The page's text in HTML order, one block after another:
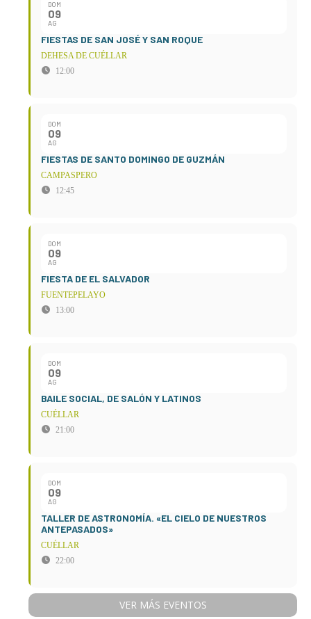
DOM
09
AG
FIESTAS DE SAN JOSÉ Y SAN ROQUE
DEHESA DE CUÉLLAR
12:00
DOM
09
AG
FIESTAS DE SANTO DOMINGO DE GUZMÁN
CAMPASPERO
12:45
DOM
09
AG
FIESTA DE EL SALVADOR
FUENTEPELAYO
13:00
DOM
09
AG
BAILE SOCIAL, DE SALÓN Y LATINOS
CUÉLLAR
21:00
DOM
09
AG
TALLER DE ASTRONOMÍA. «EL CIELO DE NUESTROS
ANTEPASADOS»
CUÉLLAR
22:00
VER MÁS EVENTOS